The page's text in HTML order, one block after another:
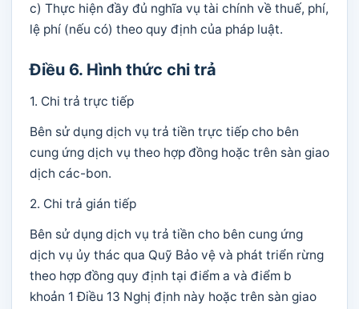
c) Thực hiện đầy đủ nghĩa vụ tài chính về thuế, phí,
lệ phí (nếu có) theo quy định của pháp luật.
Điều 6. Hình thức chi trả
1. Chi trả trực tiếp
Bên sử dụng dịch vụ trả tiền trực tiếp cho bên
cung ứng dịch vụ theo hợp đồng hoặc trên sàn giao
dịch các-bon.
2. Chi trả gián tiếp
Bên sử dụng dịch vụ trả tiền cho bên cung ứng
dịch vụ ủy thác qua Quỹ Bảo vệ và phát triển rừng
theo hợp đồng quy định tại điểm a và điểm b
khoản 1 Điều 13 Nghị định này hoặc trên sàn giao